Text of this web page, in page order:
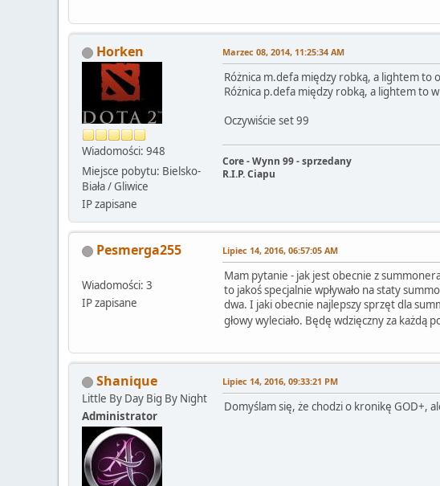
Horken
Wiadomości: 948
Miejsce pobytu: Bielsko-
Biała / Gliwice
IP zapisane
Marzec 08, 2014, 11:25:34 AM
Różnica m.defa między robką, a lightem to
Różnica p.defa między robką, a lightem to
Oczywiście set 99
Core - Wynn 99 - sprzedany
R.I.P. Ciapu
Pesmerga255
Wiadomości: 3
IP zapisane
Lipiec 14, 2016, 06:57:05 AM
Mam pytanie - jak jest obecnie z
to jakoś specjalnie wpływało na staty
dwa. I jaki obecnie najlepszy sprzęt dla
głowy wyleciało. Będę wdzięczny za każdą
Shanique
Little By Day Big By Night
Administrator
Lipiec 14, 2016, 09:33:21 PM
Domyślam się, że chodzi o kronikę GOD+,